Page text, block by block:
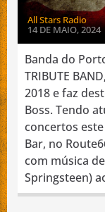
All Stars Radio
14 DE MAIO, 2024
Banda do
TRIBUTE
2018 e faz
Boss. Tendo
concertos
Bar, no
com música
Springsteen)